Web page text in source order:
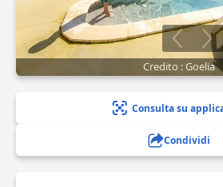
Credito : Goelia
Consulta su
Condividi